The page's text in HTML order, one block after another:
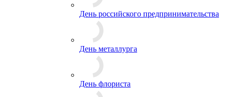
День российского предпринимательства
День металлурга
День флориста